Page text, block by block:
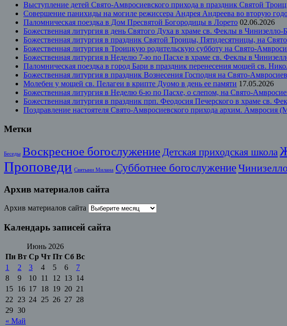
Выступление детей Свято-Амвросиевского прихода в праздник Святой
Совершение панихиды на могиле режиссера Андрея Андреева во вторую
Паломническая поездка в Дом Пресвятой Богородицы в Лорето 02.06.2026
Божественная литургия в день Святого Духа в храме св. Феклы в Чинизелло-
Божественная литургия в праздник Святой Троицы, Пятидесятницы, на
Божественная литургия в Троицкую родительскую субботу на Свято-
Божественная литургия в Неделю 7-ю по Пасхе в храме св. Феклы в
Паломническая поездка в город Бари в праздник перенесения мощей св.
Божественная литургия в праздник Вознесения Господня на Свято-
Молебен у мощей св. Пелагеи в крипте Дуомо в день ее памяти 17.05.2026
Божественная литургия в Неделю 6-ю по Пасхе, о слепом, на Свято-
Божественная литургия в праздник прп. Феодосия Печерского в храме св.
Поздравление настоятеля Свято-Амвросиевского прихода архим. Амвросия
Метки
Беседы Воскресное богослужение Детская приходская школа
Проповеди Святыни Милана Субботнее богослужение
Архив материалов сайта
Архив материалов сайта
Календарь записей сайта
Июнь 2026
Пн Вт Ср Чт Пт Сб Вс
« Май
1 2 3 4 5 6
7
8
9 10 11 12 13 14
15 16 17 18 19 20 21
22
23 24 25 26 27 28
29 30